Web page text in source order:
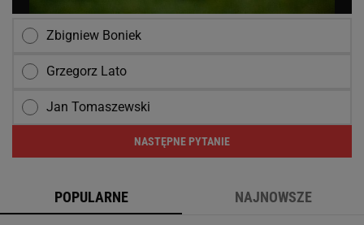
Zbigniew Boniek
Grzegorz Lato
Jan Tomaszewski
NASTĘPNE PYTANIE
POPULARNE NAJNOWSZE